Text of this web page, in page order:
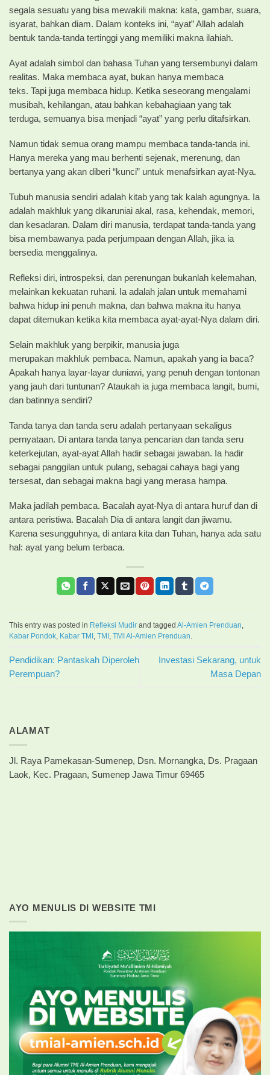
segala sesuatu yang bisa mewakili makna: kata, gambar, suara,
isyarat, bahkan diam. Dalam konteks ini, “ayat” Allah adalah
bentuk tanda-tanda tertinggi yang memiliki makna ilahiah.
Ayat adalah simbol dan bahasa Tuhan yang tersembunyi dalam
realitas. Maka membaca ayat, bukan hanya membaca
teks. Tapi juga membaca hidup. Ketika seseorang mengalami
musibah, kehilangan, atau bahkan kebahagiaan yang tak
terduga, semuanya bisa menjadi “ayat” yang perlu ditafsirkan.
Namun tidak semua orang mampu membaca tanda-tanda ini.
Hanya mereka yang mau berhenti sejenak, merenung, dan
bertanya yang akan diberi “kunci” untuk menafsirkan ayat-Nya.
Tubuh manusia sendiri adalah kitab yang tak kalah agungnya. Ia
adalah makhluk yang dikaruniai akal, rasa, kehendak, memori,
dan kesadaran. Dalam diri manusia, terdapat tanda-tanda yang
bisa membawanya pada perjumpaan dengan Allah, jika ia
bersedia menggalinya.
Refleksi diri, introspeksi, dan perenungan bukanlah kelemahan,
melainkan kekuatan ruhani. Ia adalah jalan untuk memahami
bahwa hidup ini penuh makna, dan bahwa makna itu hanya
dapat ditemukan ketika kita membaca ayat-ayat-Nya dalam diri.
Selain makhluk yang berpikir, manusia juga
merupakan makhluk pembaca. Namun, apakah yang ia baca?
Apakah hanya layar-layar duniawi, yang penuh dengan tontonan
yang jauh dari tuntunan? Ataukah ia juga membaca langit, bumi,
dan batinnya sendiri?
Tanda tanya dan tanda seru adalah pertanyaan sekaligus
pernyataan. Di antara tanda tanya pencarian dan tanda seru
keterkejutan, ayat-ayat Allah hadir sebagai jawaban. Ia hadir
sebagai panggilan untuk pulang, sebagai cahaya bagi yang
tersesat, dan sebagai makna bagi yang merasa hampa.
Maka jadilah pembaca. Bacalah ayat-Nya di antara huruf dan di
antara peristiwa. Bacalah Dia di antara langit dan jiwamu.
Karena sesungguhnya, di antara kita dan Tuhan, hanya ada satu
hal: ayat yang belum terbaca.
This entry was posted in Refleksi Mudir and tagged Al-Amien Prenduan
Kabar Pondok Kabar TMI TMI TMI Al-Amien Prenduan
Pendidikan: Pantaskah Diperoleh
Perempuan?
Investasi Sekarang, untuk
Masa Depan
ALAMAT
Jl. Raya Pamekasan-Sumenep, Dsn. Mornangka, Ds. Pragaan
Laok, Kec. Pragaan, Sumenep Jawa Timur 69465
AYO MENULIS DI WEBSITE TMI